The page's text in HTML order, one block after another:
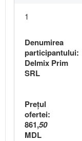
1
Denumirea
participantului:
Delmix Prim
SRL
Preţul
ofertei:
861,50
MDL